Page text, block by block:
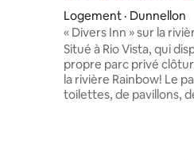
Logement · Dunnellon
« Divers Inn » sur la
Situé à Rio Vista, qui
propre parc privé
la rivière Rainbow! Le parc est équipé de
toilettes, de pavillons,